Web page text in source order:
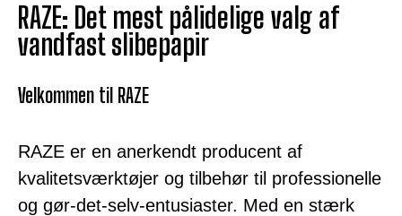
RAZE: Det mest pålidelige valg af
vandfast slibepapir
Velkommen til RAZE
RAZE er en anerkendt producent af
kvalitetsværktøjer og tilbehør til professionelle
og gør-det-selv-entusiaster. Med en stærk